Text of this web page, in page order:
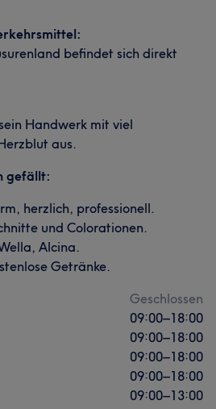
befindet sich direkt
Handwerk mit viel
aus.
gefällt:
herzlich, professionell.
und Colorationen.
Alcina.
Getränke.
Geschlossen
09:00–18:00
09:00–18:00
09:00–18:00
09:00–18:00
09:00–13:00